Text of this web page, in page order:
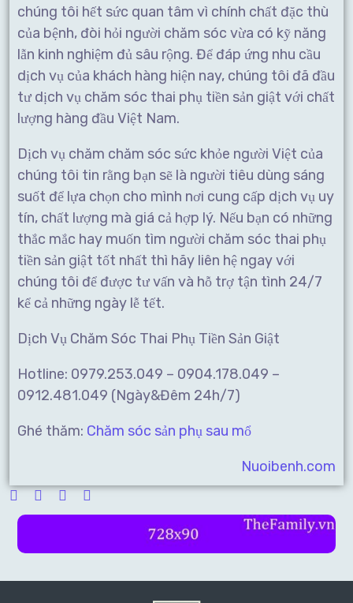
chúng tôi hết sức quan tâm vì chính chất đặc thù
của bệnh, đòi hỏi người chăm sóc vừa có kỹ năng
lẫn kinh nghiệm đủ sâu rộng. Để đáp ứng nhu cầu
dịch vụ của khách hàng hiện nay, chúng tôi đã đầu
tư dịch vụ chăm sóc thai phụ tiền sản giật với chất
lượng hàng đầu Việt Nam.
Dịch vụ chăm chăm sóc sức khỏe người Việt của
chúng tôi tin rằng bạn sẽ là người tiêu dùng sáng
suốt để lựa chọn cho mình nơi cung cấp dịch vụ uy
tín, chất lượng mà giá cả hợp lý. Nếu bạn có những
thắc mắc hay muốn tìm người chăm sóc thai phụ
tiền sản giật tốt nhất thì hãy liên hệ ngay với
chúng tôi để được tư vấn và hỗ trợ tận tình 24/7
kể cả những ngày lễ tết.
Dịch Vụ Chăm Sóc Thai Phụ Tiền Sản Giật
Hotline: 0979.253.049 – 0904.178.049 –
0912.481.049 (Ngày&Đêm 24h/7)
Ghé thăm: Chăm sóc sản phụ sau mổ
Nuoibenh.com